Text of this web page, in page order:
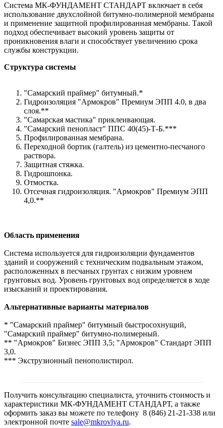
Система МК-ФУНДАМЕНТ СТАНДАРТ включает в себя
использование двухслойной битумно-полимерной мембраны
и применение защитной профилированная мембраны. Такой
подход обеспечивает высокий уровень защиты от
проникновения влаги и способствует увеличению срока
службы конструкции.
Структура системы
"Самарский праймер" битумный.*
Гидроизоляция "Армокров" Премиум ЭПП 4.0, в два
слоя.**
"Самарская мастика" приклеивающая.
"Самарский пенопласт" ППС 40(45)-Т-Б.***
Профилированная мембрана.
Переходной бортик (галтель) из цементно-песчаного
раствора.
Защитная стяжка.
Гидрошпонка.
Отмостка.
Отсечная гидроизоляция. "Армокров" Премиум ЭПП
4,0.**
Область применения
Cистема используется для гидроизоляции фундаментов
зданий и сооружений с техническим подвальным этажом,
расположенных в песчаных грунтах с низким уровнем
грунтовых вод. Уровень грунтовых вод определяется в ходе
изысканий и проектирования.
Альтернативные варианты материалов
* "Самарский праймер" битумный быстросохнущий,
"Самарский праймер" битумно-полимерный.
** "Армокров" Бизнес ЭПП 3,5; "Армокров" Стандарт ЭПП
3,0.
*** Экструзионный пенополистирол.
Получить консультацию специалиста, уточнить стоимость и
характеристики МК-ФУНДАМЕНТ СТАНДАРТ, а также
оформить заказ вы можете по телефону 8 (846) 21-21-338 или
электронной почте sale@mkrovlya.ru.